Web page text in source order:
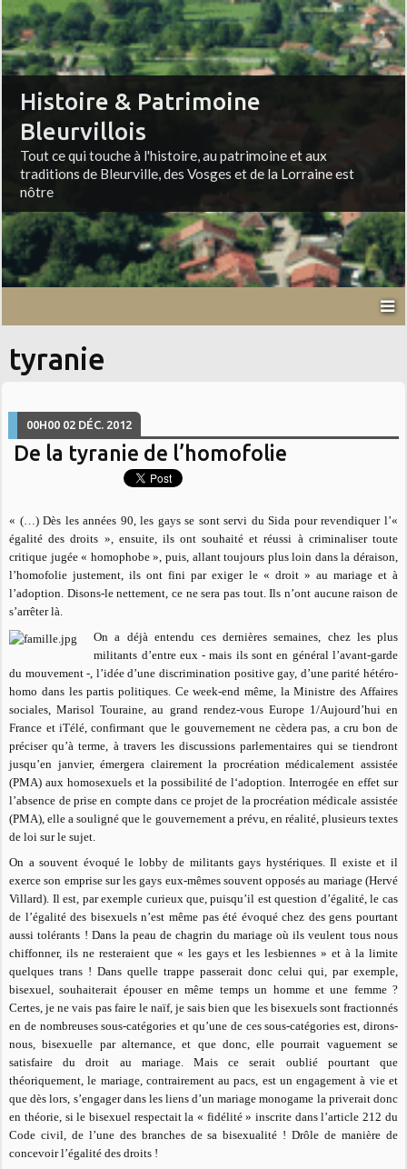
Histoire & Patrimoine
Bleurvillois
Tout ce qui touche à l'histoire, au patrimoine et aux
traditions de Bleurville, des Vosges et de la Lorraine est
nôtre
tyranie
00H00 02 DÉC. 2012
De la tyranie de l’homofolie
« (…) Dès les années 90, les gays se sont servi du Sida pour revendiquer l’«
égalité des droits », ensuite, ils ont souhaité et réussi à criminaliser toute
critique jugée « homophobe », puis, allant toujours plus loin dans la déraison,
l’homofolie justement, ils ont fini par exiger le « droit » au mariage et à
l’adoption. Disons-le nettement, ce ne sera pas tout. Ils n’ont aucune raison de
s’arrêter là.
On a déjà entendu ces dernières semaines, chez les plus
militants d’entre eux - mais ils sont en général l’avant-garde
du mouvement -, l’idée d’une discrimination positive gay, d’une parité hétéro-
homo dans les partis politiques. Ce week-end même, la Ministre des Affaires
sociales, Marisol Touraine, au grand rendez-vous Europe 1/Aujourd’hui en
France et iTélé, confirmant que le gouvernement ne cèdera pas, a cru bon de
préciser qu’à terme, à travers les discussions parlementaires qui se tiendront
jusqu’en janvier, émergera clairement la procréation médicalement assistée
(PMA) aux homosexuels et la possibilité de l‘adoption. Interrogée en effet sur
l’absence de prise en compte dans ce projet de la procréation médicale assistée
(PMA), elle a souligné que le gouvernement a prévu, en réalité, plusieurs textes
de loi sur le sujet.
On a souvent évoqué le lobby de militants gays hystériques. Il existe et il
exerce son emprise sur les gays eux-mêmes souvent opposés au mariage (Hervé
Villard). Il est, par exemple curieux que, puisqu’il est question d’égalité, le cas
de l’égalité des bisexuels n’est même pas été évoqué chez des gens pourtant
aussi tolérants ! Dans la peau de chagrin du mariage où ils veulent tous nous
chiffonner, ils ne resteraient que « les gays et les lesbiennes » et à la limite
quelques trans ! Dans quelle trappe passerait donc celui qui, par exemple,
bisexuel, souhaiterait épouser en même temps un homme et une femme ?
Certes, je ne vais pas faire le naïf, je sais bien que les bisexuels sont fractionnés
en de nombreuses sous-catégories et qu’une de ces sous-catégories est, dirons-
nous, bisexuelle par alternance, et que donc, elle pourrait vaguement se
satisfaire du droit au mariage. Mais ce serait oublié pourtant que
théoriquement, le mariage, contrairement au pacs, est un engagement à vie et
que dès lors, s’engager dans les liens d’un mariage monogame la priverait donc
en théorie, si le bisexuel respectait la « fidélité » inscrite dans l’article 212 du
Code civil, de l’une des branches de sa bisexualité ! Drôle de manière de
concevoir l’égalité des droits !